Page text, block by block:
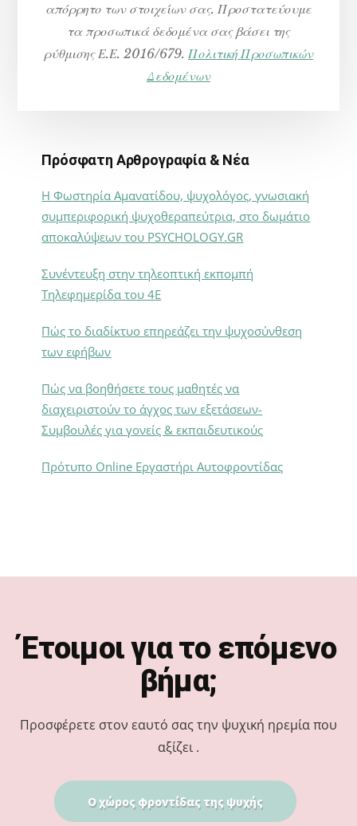
απόρρητο των στοιχείων σας. Προστατεύουμε
τα προσωπικά δεδομένα σας βάσει της
ρύθμισης Ε.Ε. 2016/679. Πολιτική Προσωπικών
Δεδομένων
Πρόσφατη Αρθρογραφία & Νέα
Η Φωστηρία Αμανατίδου, ψυχολόγος, γνωσιακή
συμπεριφορική ψυχοθεραπεύτρια, στο δωμάτιο
αποκαλύψεων του PSYCHOLOGY.GR
Συνέντευξη στην τηλεοπτική εκπομπή
Τηλεφημερίδα του 4Ε
Πώς το διαδίκτυο επηρεάζει την ψυχοσύνθεση
των εφήβων
Πώς να βοηθήσετε τους μαθητές να
διαχειριστούν το άγχος των εξετάσεων-
Συμβουλές για γονείς & εκπαιδευτικούς
Πρότυπο Online Εργαστήρι Αυτοφροντίδας
Έτοιμοι για το επόμενο
βήμα;
Προσφέρετε στον εαυτό σας την ψυχική ηρεμία που
αξίζει .
Ο χώρος φροντίδας της ψυχής